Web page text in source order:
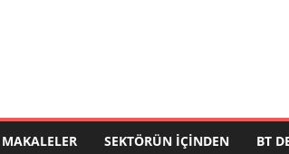
MAKALELER SEKTÖRÜN İÇINDEN BT